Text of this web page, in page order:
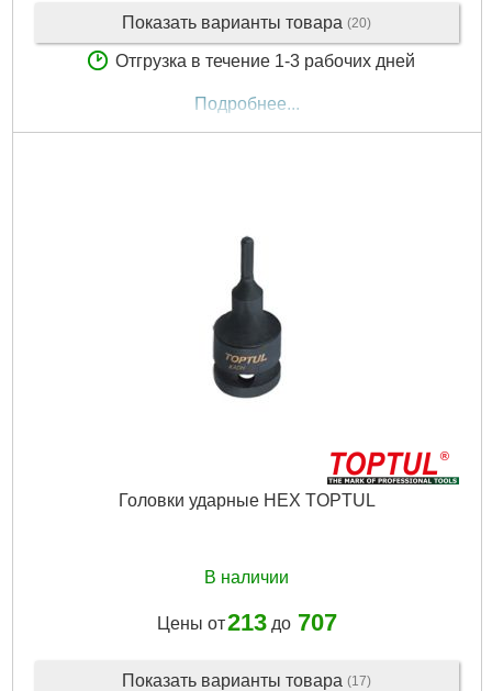
Показать варианты товара (20)
Отгрузка в течение 1-3 рабочих дней
Подробнее...
Головки ударные HEX TOPTUL
В наличии
Цены от213до 707
Показать варианты товара (17)